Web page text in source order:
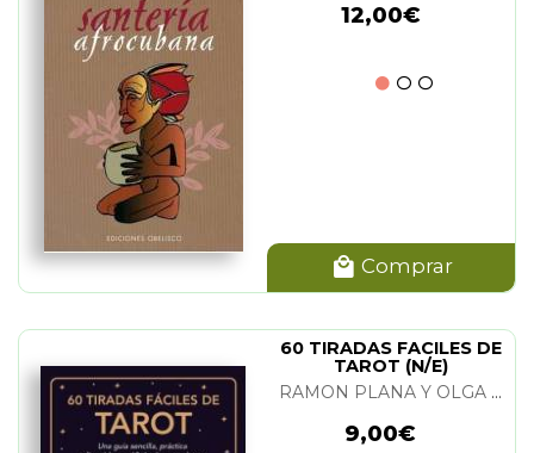
12,00€
Comprar
60 TIRADAS FACILES DE
TAROT (N/E)
RAMON PLANA Y OLGA ROIG
9,00€